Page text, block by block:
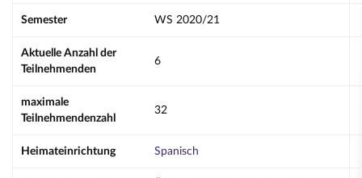
Semester WS 2020/21
Aktuelle Anzahl der
Teilnehmenden
6
maximale
Teilnehmendenzahl
32
Heimateinrichtung Spanisch